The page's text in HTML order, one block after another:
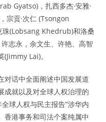
Gyatso)，扎西多杰·安雅·
宗贡·次仁 (Tsongon
(Lobsang Khedrub)和洛桑
志永，余文生、许艳、高智
Lai)。
对话中全面阐述中国发展道
成就以及对全球人权治理的
球人权与民主报告”涉华内
香港事务和司法个案纯属中